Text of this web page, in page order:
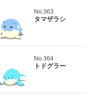
No.363
タマザラシ
No.364
トドグラー